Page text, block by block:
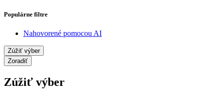
Populárne filtre
Nahovorené pomocou AI
Zúžiť výber
Zoradiť
Zúžiť výber